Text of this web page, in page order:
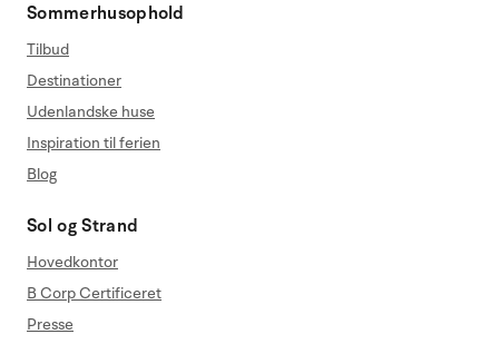
Sommerhusophold
Tilbud
Destinationer
Udenlandske huse
Inspiration til ferien
Blog
Sol og Strand
Hovedkontor
B Corp Certificeret
Presse